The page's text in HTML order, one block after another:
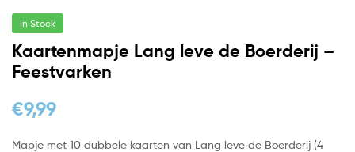
In Stock
Kaartenmapje Lang leve de Boerderij –
Feestvarken
€9,99
Mapje met 10 dubbele kaarten van Lang leve de Boerderij (4